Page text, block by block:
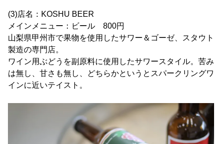
(3)店名：KOSHU BEER
メインメニュー：ビール 800円
山梨県甲州市で果物を使用したサワー＆ゴーゼ、スタウト
製造の専門店。
ワイン用ぶどうを副原料に使用したサワースタイル。苦み
は無し、甘さも無し、どちらかというとスパークリングワ
インに近いテイスト。